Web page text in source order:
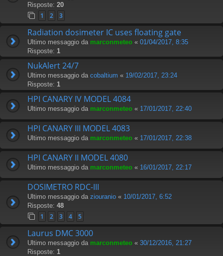
Risposte: 20
1 2 3
Radiation dosimeter IC uses floating gate
Ultimo messaggio da marconmeteo « 01/04/2017, 8:35
Risposte: 1
NukAlert 24/7
Ultimo messaggio da cobaltium « 19/02/2017, 23:24
Risposte: 1
HPI CANARY IV MODEL 4084
Ultimo messaggio da marconmeteo « 17/01/2017, 22:40
HPI CANARY III MODEL 4083
Ultimo messaggio da marconmeteo « 17/01/2017, 22:38
HPI CANARY II MODEL 4080
Ultimo messaggio da marconmeteo « 16/01/2017, 22:17
DOSIMETRO RDC-III
Ultimo messaggio da ziouranio « 10/01/2017, 6:52
Risposte: 48
1 2 3 4 5
Laurus DMC 3000
Ultimo messaggio da marconmeteo « 30/12/2016, 21:27
Risposte: 1